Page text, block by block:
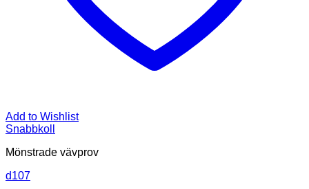
Add to Wishlist
Snabbkoll
Mönstrade vävprov
d107